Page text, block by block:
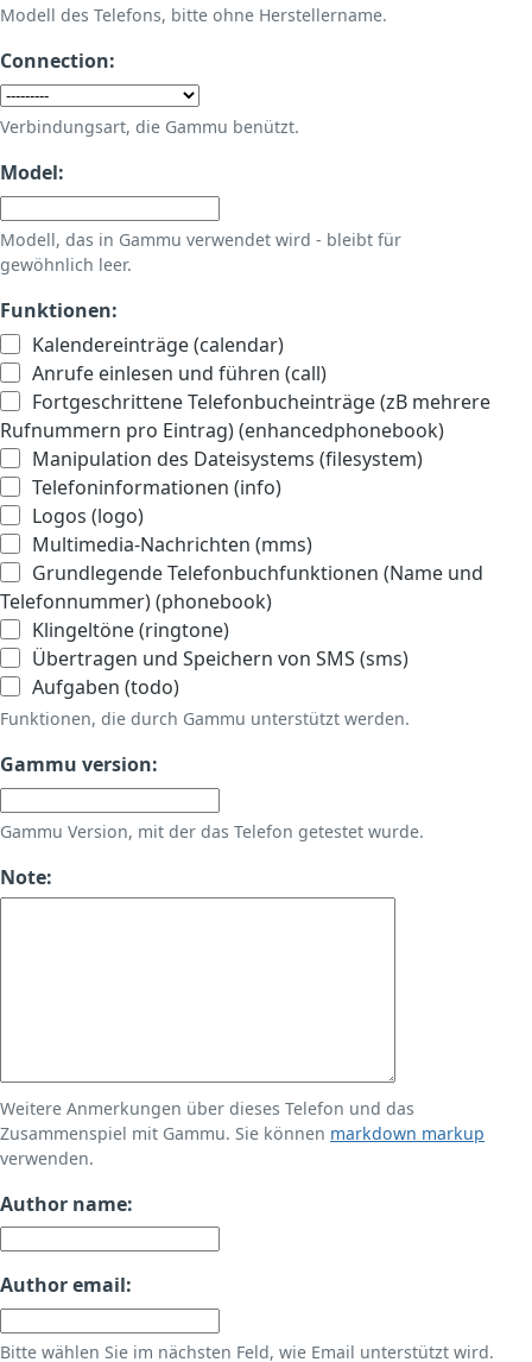
Modell des Telefons, bitte ohne Herstellername.
Connection:
Verbindungsart, die Gammu benützt.
Model:
Modell, das in Gammu verwendet wird - bleibt für
gewöhnlich leer.
Funktionen:
Kalendereinträge (calendar)
Anrufe einlesen und führen (call)
Fortgeschrittene Telefonbucheinträge (zB mehrere
Rufnummern pro Eintrag) (enhancedphonebook)
Manipulation des Dateisystems (filesystem)
Telefoninformationen (info)
Logos (logo)
Multimedia-Nachrichten (mms)
Grundlegende Telefonbuchfunktionen (Name und
Telefonnummer) (phonebook)
Klingeltöne (ringtone)
Übertragen und Speichern von SMS (sms)
Aufgaben (todo)
Funktionen, die durch Gammu unterstützt werden.
Gammu version:
Gammu Version, mit der das Telefon getestet wurde.
Note:
Weitere Anmerkungen über dieses Telefon und das
Zusammenspiel mit Gammu. Sie können markdown markup
verwenden.
Author name:
Author email:
Bitte wählen Sie im nächsten Feld, wie Email unterstützt wird.